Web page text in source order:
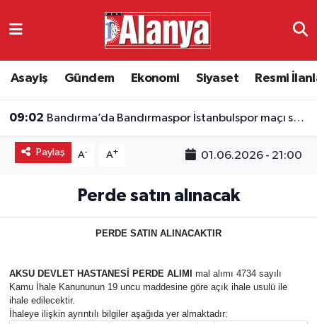
Asayiş Gündem Ekonomi Siyaset Resmi
09:02 Bandırma’da Bandırmaspor İstanbulspor maçı saat kaçta, hangi kanalda?
Paylaş A- A+ 01.06.2026 - 21:00
Perde satın alınacak
PERDE SATIN ALINACAKTIR
AKSU DEVLET HASTANESİ PERDE ALIMI
mal alımı 4734 sayılı
Kamu İhale Kanununun 19 uncu maddesine göre açık ihale usulü ile
ihale edilecektir.
İhaleye ilişkin ayrıntılı bilgiler aşağıda yer almaktadır:
Ekonomi
Siyaset
Resmi İlanlar
Alanyaspor
Turizm
E-Gazete
Antalya Namaz Vakitleri
Antalya Trafik Yoğunluk Haritası
Süper Lig Puan Durumu ve Fikstür
Tüm Manşetler
Son Dakika Haberleri
Haber Arşivi